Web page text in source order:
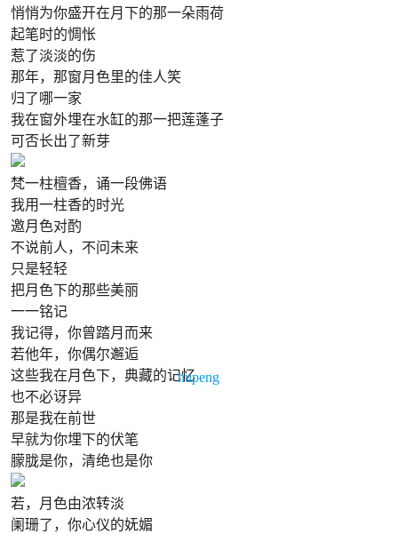
hupeng
悄悄为你盛开在月下的那一朵雨荷
起笔时的惆怅
惹了淡淡的伤
那年，那窗月色里的佳人笑
归了哪一家
我在窗外埋在水缸的那一把莲蓬子
可否长出了新芽
梵一柱檀香，诵一段佛语
我用一柱香的时光
邀月色对酌
不说前人，不问未来
只是轻轻
把月色下的那些美丽
一一铭记
我记得，你曾踏月而来
若他年，你偶尔邂逅
这些我在月色下，典藏的记忆
也不必讶异
那是我在前世
早就为你埋下的伏笔
朦胧是你，清绝也是你
若，月色由浓转淡
阑珊了，你心仪的妩媚